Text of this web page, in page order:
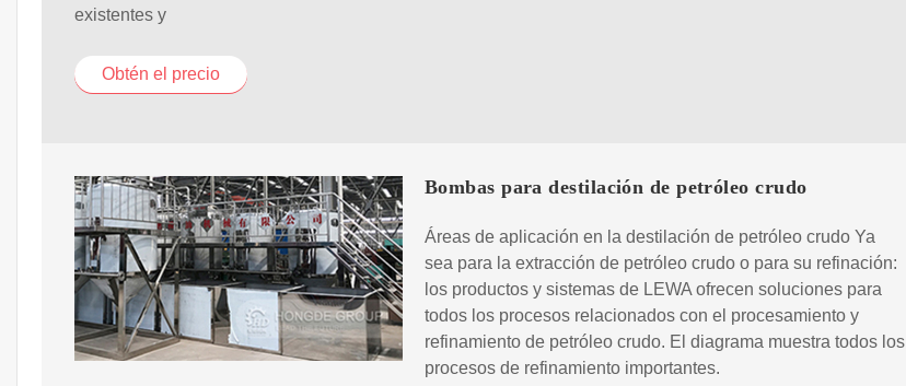
existentes y
Obtén el precio
Bombas para destilación de petróleo crudo
Áreas de aplicación en la destilación de petróleo crudo Ya
sea para la extracción de petróleo crudo o para su refinación:
los productos y sistemas de LEWA ofrecen soluciones para
todos los procesos relacionados con el procesamiento y
refinamiento de petróleo crudo. El diagrama muestra todos los
procesos de refinamiento importantes.